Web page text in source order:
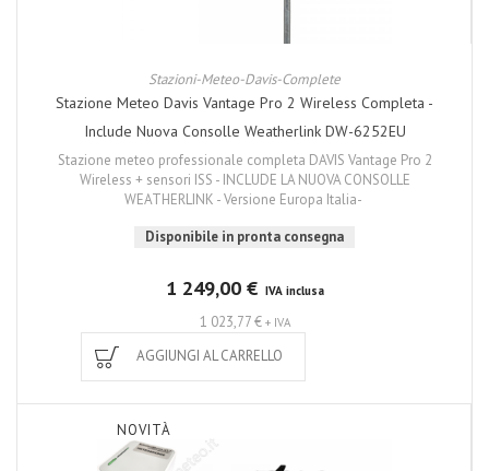
Stazioni-Meteo-Davis-Complete
Stazione Meteo Davis Vantage Pro 2 Wireless Completa -
Include Nuova Consolle Weatherlink DW-6252EU
Stazione meteo professionale completa DAVIS Vantage Pro 2
Wireless + sensori ISS - INCLUDE LA NUOVA CONSOLLE
WEATHERLINK - Versione Europa Italia-
Disponibile in pronta consegna
1 249,00 € IVA inclusa
1 023,77 € + IVA
AGGIUNGI AL CARRELLO
NOVITÀ